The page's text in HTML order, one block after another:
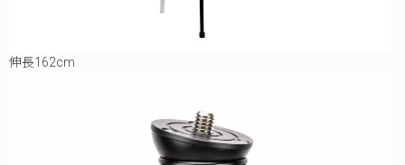
伸長162cm